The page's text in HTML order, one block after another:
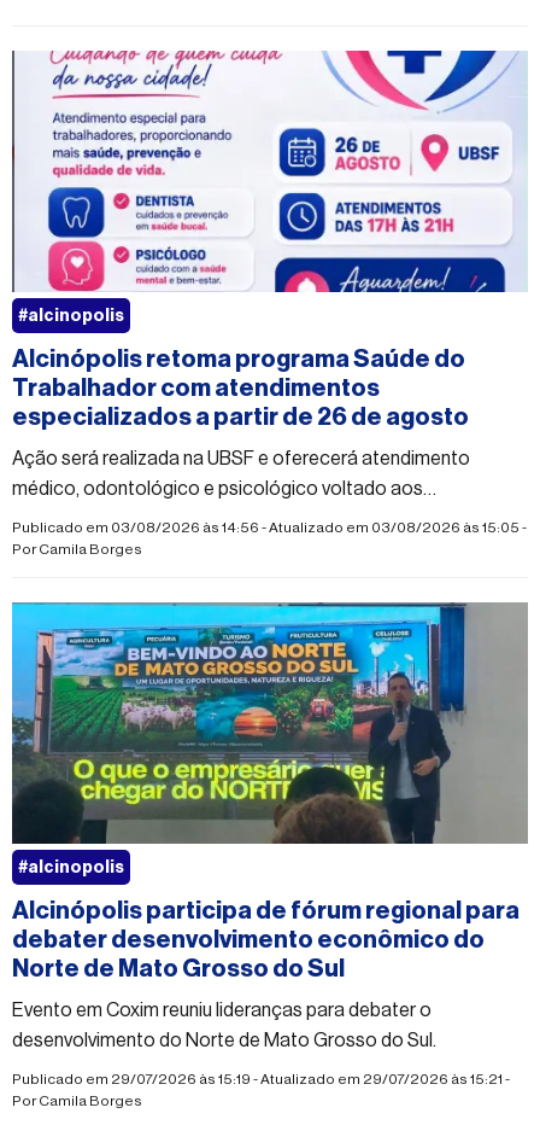
Alcinópolis retoma programa Saúde do
Trabalhador com atendimentos
especializados a partir de 26 de agosto
Ação será realizada na UBSF e oferecerá atendimento
médico, odontológico e psicológico voltado aos
trabalhadores do município
Publicado em 03/08/2026 às 14:56 - Atualizado em 03/08/2026 às 15:05 -
PorCamila Borges
#alcinopolis
Alcinópolis participa de fórum regional para
debater desenvolvimento econômico do
Norte de Mato Grosso do Sul
Evento em Coxim reuniu lideranças para debater o
desenvolvimento do Norte de Mato Grosso do Sul.
Publicado em 29/07/2026 às 15:19 - Atualizado em 29/07/2026 às 15:21 -
PorCamila Borges
#alcinopolis